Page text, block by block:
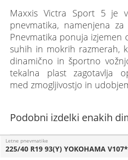
Maxxis Victra Sport 5 je
pnevmatika, namenjena
Pnevmatika ponuja izjemen
suhih in mokrih razmerah,
dinamično in športno
tekalna plast zagotavlja
med zmogljivostjo in
Podobni izdelki enakih
Letne pnevmatike
225/40 R19 93(Y) YOKOHAMA V107*